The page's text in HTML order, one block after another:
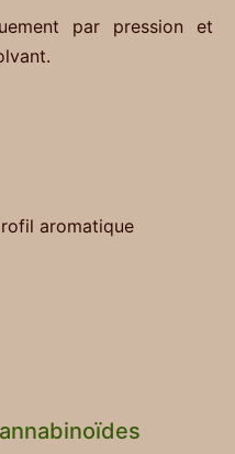
par pression et
aromatique